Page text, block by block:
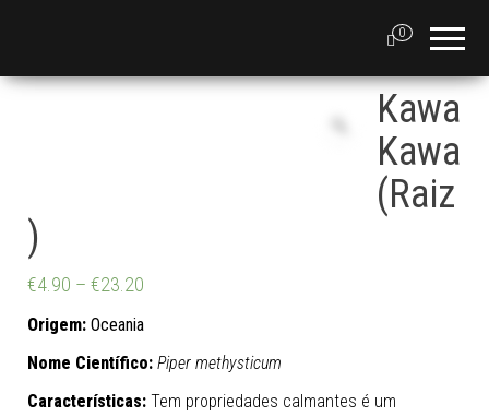
0
Kawa
Kawa
(Raiz
)
€4.90 – €23.20
Origem: Oceania
Nome Científico: Piper methysticum
Características: Tem propriedades calmantes é um